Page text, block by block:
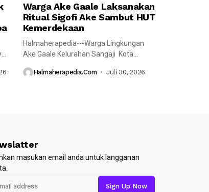
Warga Ake Gaale Laksanakan
Ritual Sigofi Ake Sambut HUT
Kemerdekaan
Halmaherapedia---Warga Lingkungan
Ake Gaale Kelurahan Sangaji Kota
Halmaherapedia.com Juli 30, 2026
masukan email anda untuk langganan